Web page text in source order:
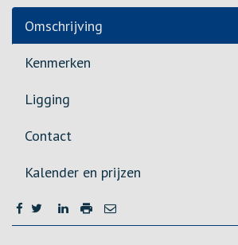
Omschrijving
Kenmerken
Ligging
Contact
Kalender en prijzen